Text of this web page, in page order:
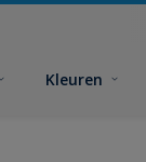
Kleuren